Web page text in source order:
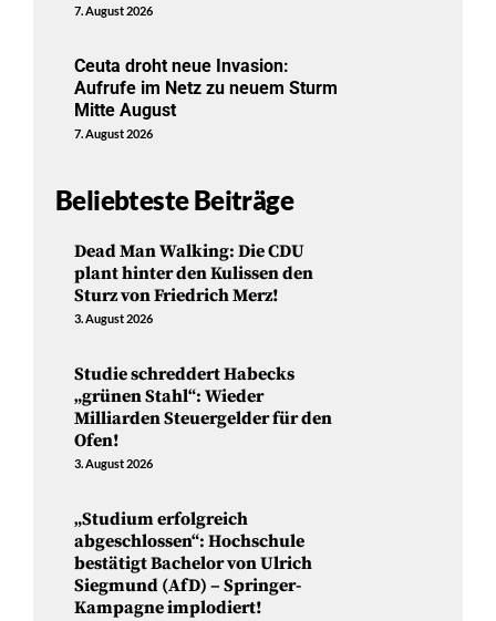
7. August 2026
Ceuta droht neue Invasion:
Aufrufe im Netz zu neuem Sturm
Mitte August
7. August 2026
Beliebteste Beiträge
Dead Man Walking: Die CDU
plant hinter den Kulissen den
Sturz von Friedrich Merz!
3. August 2026
Studie schreddert Habecks
„grünen Stahl“: Wieder
Milliarden Steuergelder für den
Ofen!
3. August 2026
„Studium erfolgreich
abgeschlossen“: Hochschule
bestätigt Bachelor von Ulrich
Siegmund (AfD) – Springer-
Kampagne implodiert!